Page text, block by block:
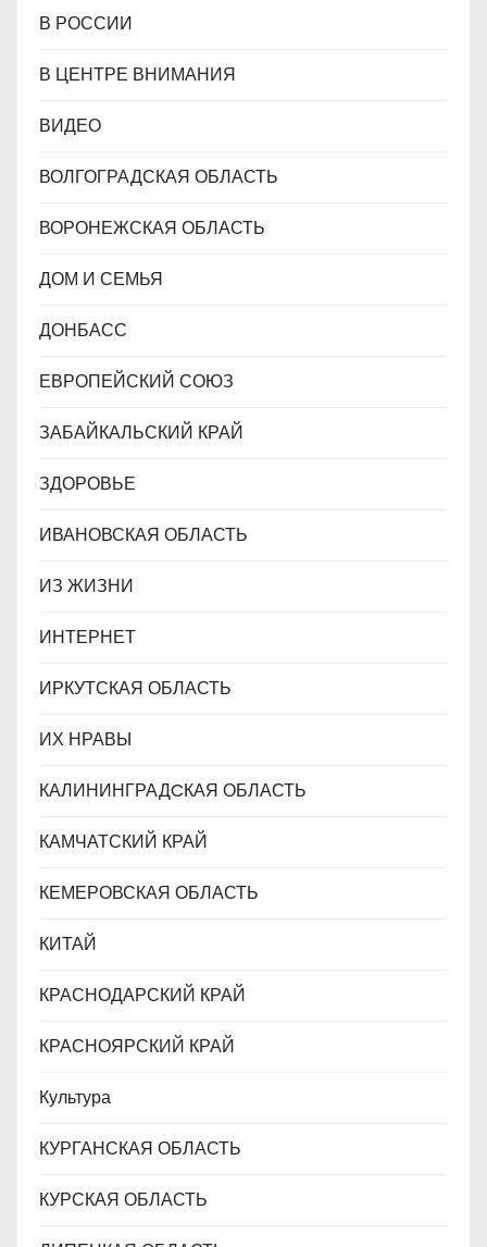
В РОССИИ
В ЦЕНТРЕ ВНИМАНИЯ
ВИДЕО
ВОЛГОГРАДСКАЯ ОБЛАСТЬ
ВОРОНЕЖСКАЯ ОБЛАСТЬ
ДОМ И СЕМЬЯ
ДОНБАСС
ЕВРОПЕЙСКИЙ СОЮЗ
ЗАБАЙКАЛЬСКИЙ КРАЙ
ЗДОРОВЬЕ
ИВАНОВСКАЯ ОБЛАСТЬ
ИЗ ЖИЗНИ
ИНТЕРНЕТ
ИРКУТСКАЯ ОБЛАСТЬ
ИХ НРАВЫ
КАЛИНИНГРАДCКАЯ ОБЛАСТЬ
КАМЧАТСКИЙ КРАЙ
КЕМЕРОВСКАЯ ОБЛАСТЬ
КИТАЙ
КРАСНОДАРСКИЙ КРАЙ
КРАСНОЯРСКИЙ КРАЙ
Культура
КУРГАНСКАЯ ОБЛАСТЬ
КУРСКАЯ ОБЛАСТЬ